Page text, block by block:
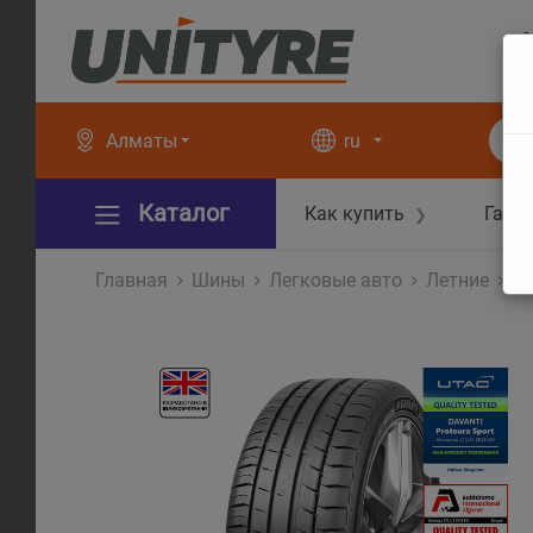
Алматы ru
Каталог Как купить ❯
Главная Шины Легковые авто Летние